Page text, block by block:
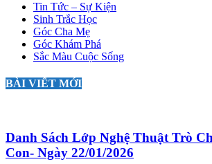
Tin Tức – Sự Kiện
Sinh Trắc Học
Góc Cha Mẹ
Góc Khám Phá
Sắc Màu Cuộc Sống
BÀI VIẾT MỚI
Danh Sách Lớp Nghệ Thuật Trò
Con- Ngày 22/01/2026